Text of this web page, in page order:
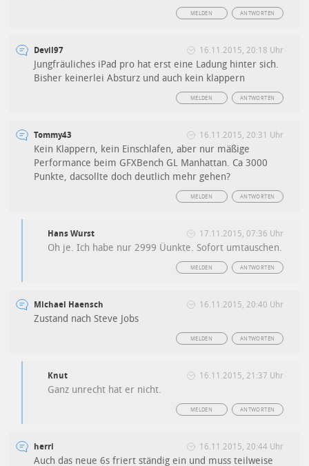
ANTWORTEN
MELDEN
Devil97 16.11.2015, 20:18 Uhr
Jungfräuliches iPad pro hat erst eine Ladung hinter sich.
Bisher keinerlei Absturz und auch kein klappern
ANTWORTEN
MELDEN
Tommy43 16.11.2015, 20:31 Uhr
Kein Klappern, kein Einschlafen, aber nur mäßige
Performance beim GFXBench GL Manhattan. Ca 3000
Punkte, dacsollte doch deutlich mehr gehen?
ANTWORTEN
MELDEN
Hans Wurst 17.11.2015, 07:36 Uhr
Oh je. Ich habe nur 2999 Üunkte. Sofort umtauschen.
ANTWORTEN
MELDEN
Michael Haensch 16.11.2015, 20:40 Uhr
Zustand nach Steve Jobs
ANTWORTEN
MELDEN
Knut 16.11.2015, 21:37 Uhr
Ganz unrecht hat er nicht.
ANTWORTEN
MELDEN
herri 16.11.2015, 20:44 Uhr
Auch das neue 6s friert ständig ein und muss teilweise